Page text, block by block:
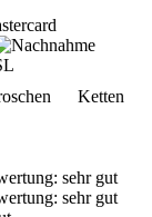
Ketten